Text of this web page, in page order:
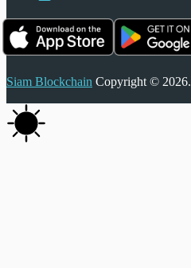
Siam Blockchain Copyright © 2026.